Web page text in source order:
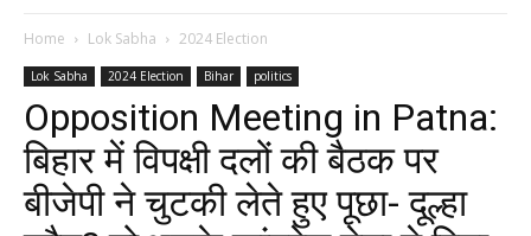
Home Lok Sabha 2024 Election
Lok Sabha 2024 Election Bihar politics
Opposition Meeting in Patna:
बिहार में विपक्षी दलों की बैठक पर
बीजेपी ने चुटकी लेते हुए पूछा- दूल्हा